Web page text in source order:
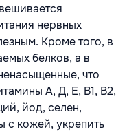
нервных
Кроме того, в
белков, а в
что
А, Д, Е, В1, В2,
йод, селен,
с кожей, укрепить